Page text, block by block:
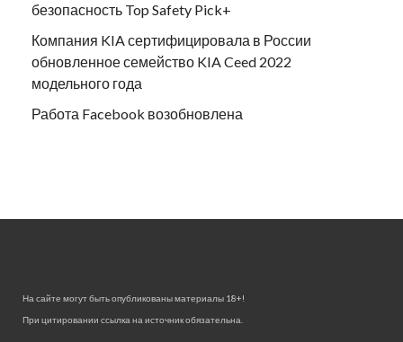
безопасность Top Safety Pick+
Компания KIA сертифицировала в России
обновленное семейство KIA Ceed 2022
модельного года
Работа Facebook возобновлена
На сайте могут быть опубликованы материалы 18+!
При цитировании ссылка на источник обязательна.